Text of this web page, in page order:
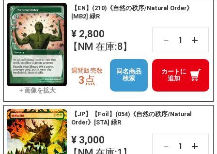
【EN】(210)《自然の秩序/Natural Order》
[MB2] 緑R
¥ 2,800
【NM 在庫:8】
－ +
カートに
追加
週間販売数
3点
同名商品
検索
【JP】【Foil】(054)《自然の秩序/Natural
Order》[STA] 緑R
¥ 3,000
－ +